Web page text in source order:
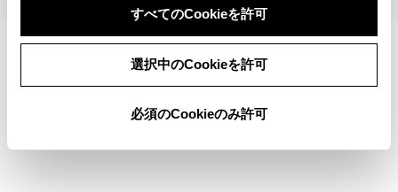
すべてのCookieを許可
選択中のCookieを許可
必須のCookieのみ許可